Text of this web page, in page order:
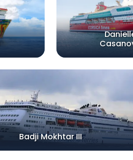
Badji Mokhtar III